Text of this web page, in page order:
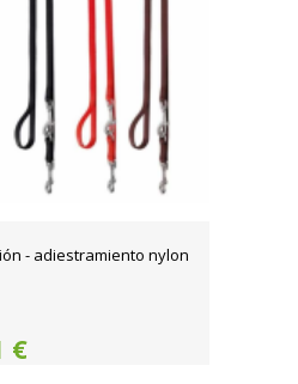
- adiestramiento nylon
€